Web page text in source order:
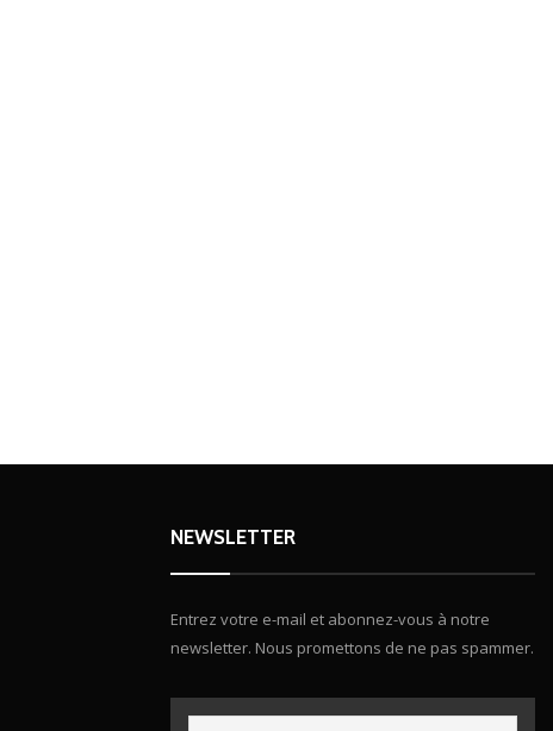
NEWSLETTER
Entrez votre e-mail et abonnez-vous à notre
newsletter. Nous promettons de ne pas spammer.